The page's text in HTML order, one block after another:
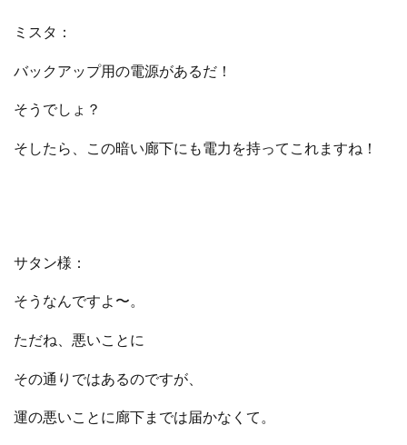
ミスタ：
バックアップ用の電源があるだ！
そうでしょ？
そしたら、この暗い廊下にも電力を持ってこれますね！
サタン様：
そうなんですよ〜。
ただね、悪いことに
その通りではあるのですが、
運の悪いことに廊下までは届かなくて。